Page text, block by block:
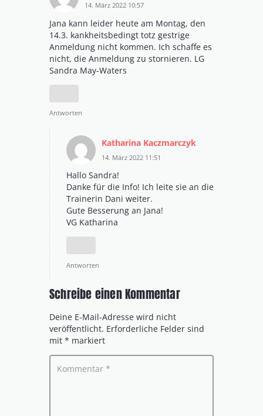
14. März 2022 10:57
Jana kann leider heute am Montag, den
14.3. kankheitsbedingt totz gestrige
Anmeldung nicht kommen. Ich schaffe es
nicht, die Anmeldung zu stornieren. LG
Sandra May-Waters
Antworten
Katharina Kaczmarczyk
14. März 2022 11:51
Hallo Sandra!
Danke für die Info! Ich leite sie an die
Trainerin Dani weiter.
Gute Besserung an Jana!
VG Katharina
Antworten
Schreibe einen Kommentar
Deine E-Mail-Adresse wird nicht
veröffentlicht. Erforderliche Felder sind
mit * markiert